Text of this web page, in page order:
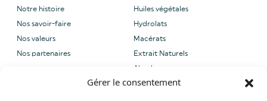
Gérer le consentement
Notre histoire
Nos savoir-faire
Nos valeurs
Nos partenaires
Huiles végétales
Hydrolats
Macérats
Extrait Naturels
Absolues